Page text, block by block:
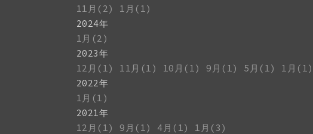
11月(2)
1月(1)
2024年
1月(2)
2023年
12月(1)
11月(1) 10月(1) 9月(1) 5月(1)
1月(1)
2022年
1月(1)
2021年
12月(1)
9月(1) 4月(1)
1月(3)